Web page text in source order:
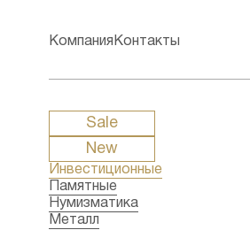
Компания Контакты
Sale
New
Инвестиционные
Памятные
Нумизматика
Металл